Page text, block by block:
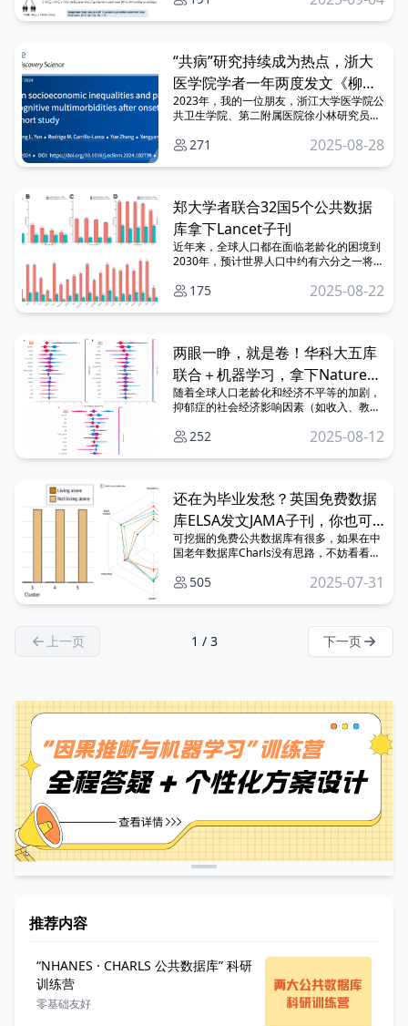
“共病”研究持续成为热点，浙大
医学院学者一年两度发文《柳叶
刀》子刊
2023年，我的一位朋友，浙江大学医学院公
共卫生学院、第二附属医院徐小林研究员团
刊，今天分享的这篇文章同样是该团队、同
271 2025-08-28
郑大学者联合32国5个公共数据
库拿下Lancet子刊
近年来，全球人口都在面临老龄化的困境到
2030年，预计世界人口中约有六分之一将达
下降和社会角色转变等挑战，与社会的脱节
175 2025-08-22
两眼一睁，就是卷！华科大五库
联合＋机器学习，拿下Nature子
刊
随着全球人口老龄化和经济不平等的加剧，
抑郁症的社会经济影响因素（如收入、教
252 2025-08-12
还在为毕业发愁？英国免费数据
库ELSA发文JAMA子刊，你也可
以试试
可挖掘的免费公共数据库有很多，如果在中
国老年数据库Charls没有思路，不妨看看英
详细介绍这个英国最具代表性的老年人数据
505 2025-07-31
上一页 1 / 3 下一页
推荐内容
“NHANES · CHARLS 公共数据库” 科研
训练营
零基础友好